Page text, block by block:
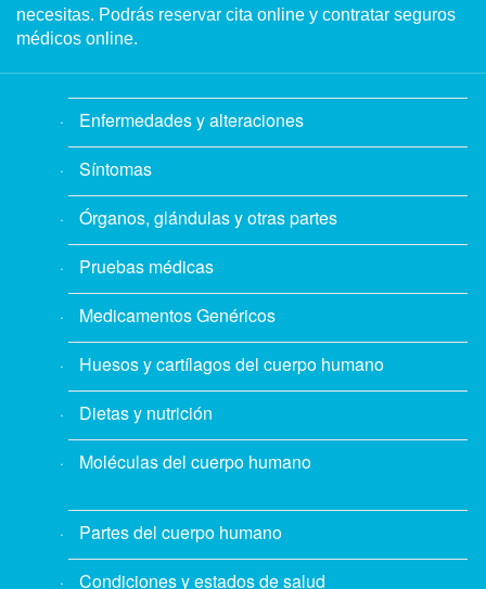
necesitas. Podrás reservar cita online y contratar seguros
médicos online.
Enfermedades y alteraciones
Síntomas
Órganos, glándulas y otras partes
Pruebas médicas
Medicamentos Genéricos
Huesos y cartílagos del cuerpo humano
Dietas y nutrición
Moléculas del cuerpo humano
Partes del cuerpo humano
Condiciones y estados de salud